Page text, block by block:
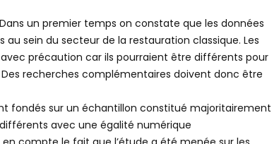
un premier temps on constate que les données
au sein du secteur de la restauration classique. Les
précaution car ils pourraient être différents pour
Des recherches complémentaires doivent donc être
fondés sur un échantillon constitué majoritairement
avec une égalité numérique